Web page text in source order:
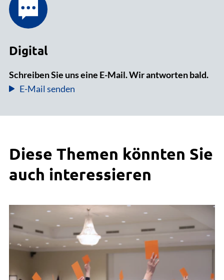
Digital
Schreiben Sie uns eine E-Mail. Wir antworten bald.
E-Mail senden
Diese Themen könnten Sie
auch interessieren